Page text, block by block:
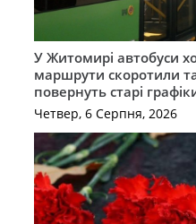
У Житомирі автобуси
маршрути скоротили
повернуть старі
Четвер, 6 Серпня, 2026